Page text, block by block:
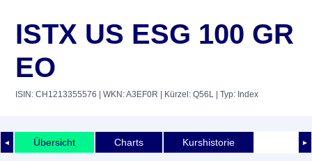
ISTX US ESG 100 GR
EO
ISIN: CH1213355576 | WKN: A3EF0R | Kürzel: Q56L | Typ: Index
◄ ►
Übersicht Charts Kurshistorie